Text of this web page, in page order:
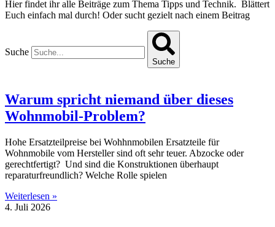
Hier findet ihr alle Beiträge zum Thema Tipps und Technik. Blättert
Euch einfach mal durch! Oder sucht gezielt nach einem Beitrag
Suche
Suche
Warum spricht niemand über dieses
Wohnmobil-Problem?
Hohe Ersatzteilpreise bei Wohhnmobilen Ersatzteile für
Wohnmobile vom Hersteller sind oft sehr teuer. Abzocke oder
gerechtfertigt? Und sind die Konstruktionen überhaupt
reparaturfreundlich? Welche Rolle spielen
Weiterlesen »
4. Juli 2026